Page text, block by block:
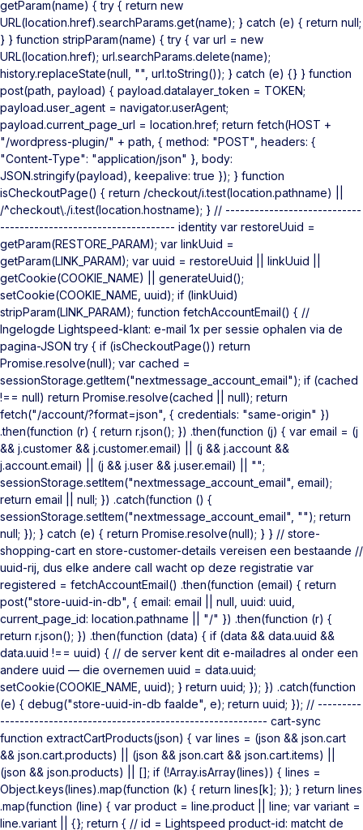
getParam(name) { try { return new
URL(location.href).searchParams.get(name); } catch (e) { return null;
} } function stripParam(name) { try { var url = new
URL(location.href); url.searchParams.delete(name);
history.replaceState(null, "", url.toString()); } catch (e) {} } function
post(path, payload) { payload.datalayer_token = TOKEN;
payload.user_agent = navigator.userAgent;
payload.current_page_url = location.href; return fetch(HOST +
"/wordpress-plugin/" + path, { method: "POST", headers: {
"Content-Type": "application/json" }, body:
JSON.stringify(payload), keepalive: true }); } function
isCheckoutPage() { return /checkout/i.test(location.pathname) ||
/^checkout\./i.test(location.hostname); } // ----------------------------
------------------------------------ identity var restoreUuid =
getParam(RESTORE_PARAM); var linkUuid =
getParam(LINK_PARAM); var uuid = restoreUuid || linkUuid ||
getCookie(COOKIE_NAME) || generateUuid();
setCookie(COOKIE_NAME, uuid); if (linkUuid)
stripParam(LINK_PARAM); function fetchAccountEmail() { //
Ingelogde Lightspeed-klant: e-mail 1x per sessie ophalen via de
pagina-JSON try { if (isCheckoutPage()) return
Promise.resolve(null); var cached =
sessionStorage.getItem("nextmessage_account_email"); if (cached
!== null) return Promise.resolve(cached || null); return
fetch("/account/?format=json", { credentials: "same-origin" })
.then(function (r) { return r.json(); }) .then(function (j) { var email = (j
&& j.customer && j.customer.email) || (j && j.account &&
j.account.email) || (j && j.user && j.user.email) || "";
sessionStorage.setItem("nextmessage_account_email", email);
return email || null; }) .catch(function () {
sessionStorage.setItem("nextmessage_account_email", ""); return
null; }); } catch (e) { return Promise.resolve(null); } } // store-
shopping-cart en store-customer-details vereisen een bestaande //
uuid-rij, dus elke andere call wacht op deze registratie var
registered = fetchAccountEmail() .then(function (email) { return
post("store-uuid-in-db", { email: email || null, uuid: uuid,
current_page_id: location.pathname || "/" }) .then(function (r) {
return r.json(); }) .then(function (data) { if (data && data.uuid &&
data.uuid !== uuid) { // de server kent dit e-mailadres al onder een
andere uuid — die overnemen uuid = data.uuid;
setCookie(COOKIE_NAME, uuid); } return uuid; }); }) .catch(function
(e) { debug("store-uuid-in-db faalde", e); return uuid; }); // ---------
------------------------------------------------------- cart-sync
function extractCartProducts(json) { var lines = (json && json.cart
&& json.cart.products) || (json && json.cart && json.cart.items) ||
(json && json.products) || []; if (!Array.isArray(lines)) { lines =
Object.keys(lines).map(function (k) { return lines[k]; }); } return lines
.map(function (line) { var product = line.product || line; var variant =
line.variant || {}; return { // id = Lightspeed product-id: matcht de